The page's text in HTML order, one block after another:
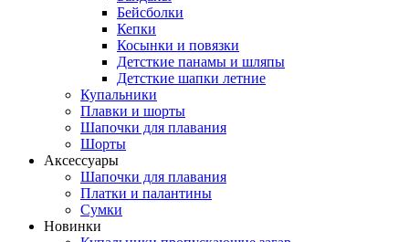
Бейсболки
Кепки
Косынки и повязки
Детсткие панамы и шляпы
Детсткие шапки летние
Купальники
Плавки и шорты
Шапочки для плавания
Шорты
Аксессуары
Шапочки для плавания
Платки и палантины
Сумки
Новинки